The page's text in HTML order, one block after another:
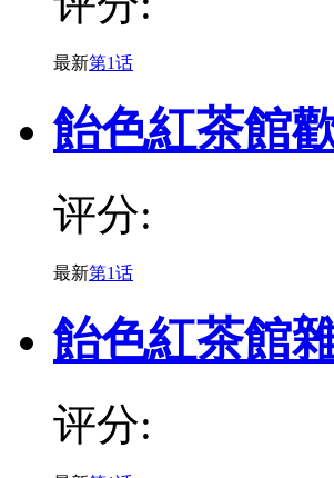
最新第1话
飴色紅茶館
评分:
最新第1话
飴色紅茶館
评分: